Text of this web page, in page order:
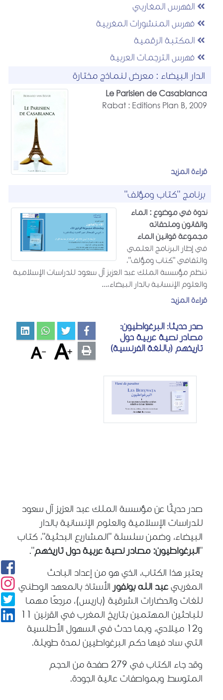
الفهرس المغاربي
فهرس المنشورات المغربية
المكتبة الرقمية
فهرس الترجمات العربية
الدار البيضاء : معرض لنماذج مختارة
Le Parisien de Casablanca
Rabat : Editions Plan B, 2009
قراءة المزيد
برنامج "كتاب ومؤلف"
ندوة في موضوع : الماء
والقانون وملحقاته
مجموعة قوانين الماء
في إطار البرنامج العلمي
والثقافي "كتاب ومؤلف"،
تنظم مؤسسة الملك عبد العزيز آل سعود للدراسات الإسلامية
والعلوم الإنسانية بالدار البيضاء،...
قراءة المزيد
صدر حديثا: البرغواطيون:
مصادر نصية عربية حول
تاريخهم (باللغة الفرنسية)
صدر حديثًا عن مؤسسة الملك عبد العزيز آل سعود
للدراسات الإسلامية والعلوم الإنسانية بالدار
البيضاء، وضمن سلسلة "المشاريع البحثية"، كتاب
"البرغواطيون: مصادر نصية عربية حول تاريخهم".
يعتبر هذا الكتاب، الذي هو من إعداد الباحث
المغربي عبد الله بونفور الأستاذ بالمعهد الوطني
للغات والحضارات الشرقية (باريس)، مرجعًا مهما
للباحثين المهتمين بتاريخ المغرب في القرنين 11
و12 ميلادي، وبما حدث في السهول الأطلسية
التي ساد فيها حكم البرغواطيين لمدة طويلة.
وقد جاء الكتاب في 279 صفحة من الحجم
المتوسط وبمواصفات عالية الجودة.